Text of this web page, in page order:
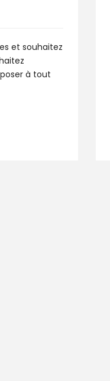
et souhaitez
à tout